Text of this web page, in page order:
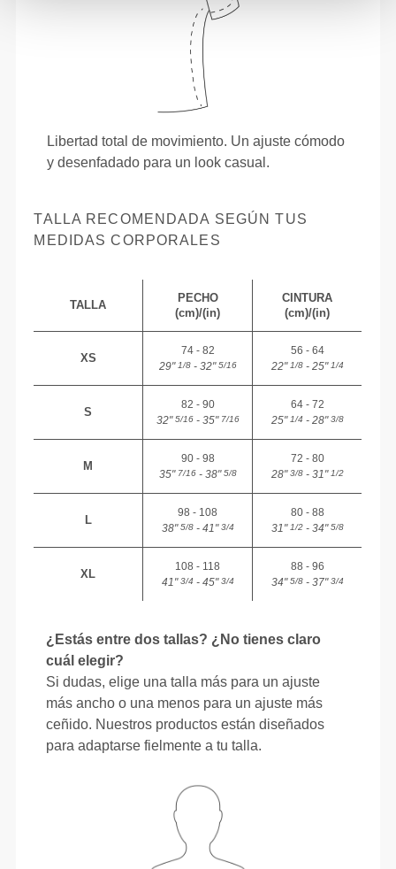
Libertad total de movimiento. Un ajuste cómodo
y desenfadado para un look casual.
TALLA RECOMENDADA SEGÚN TUS
MEDIDAS CORPORALES
TALLA
PECHO
(cm)/(in)
CINTURA
(cm)/(in)
XS
74 - 82
29"1/8- 32"5/16
56 - 64
22"1/8- 25"1/4
S
82 - 90
32"5/16- 35"7/16
64 - 72
25"1/4 - 28"3/8
M
90 - 98
35"7/16- 38"5/8
72 - 80
28"3/8- 31"1/2
L
98 - 108
38"5/8- 41"3/4
80 - 88
31"1/2- 34"5/8
XL
108 - 118
41"3/4 - 45"3/4
88 - 96
34"5/8- 37"3/4
¿Estás entre dos tallas? ¿No tienes claro
cuál elegir?
Si dudas, elige una talla más para un ajuste
más ancho o una menos para un ajuste más
ceñido. Nuestros productos están diseñados
para adaptarse fielmente a tu talla.